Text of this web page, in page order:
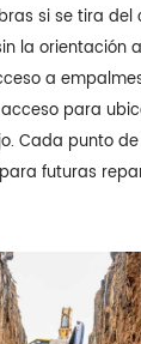
si se tira
la orientación
a
para
Cada punto
futuras